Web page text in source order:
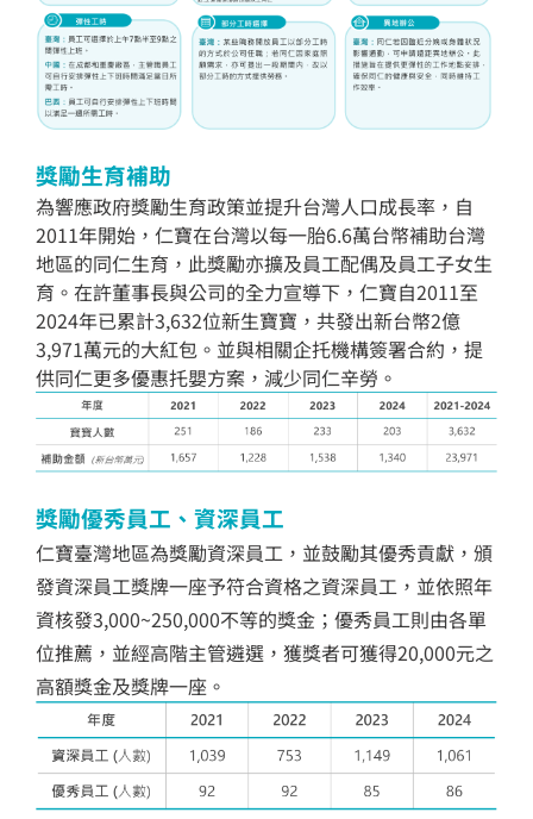
獎勵生育補助
為響應政府獎勵生育政策並提升台灣人口成長率，自
2011年開始，仁寶在台灣以每一胎6.6萬台幣補助台灣
地區的同仁生育，此獎勵亦擴及員工配偶及員工子女生
育。在許董事長與公司的全力宣導下，仁寶自2011至
2024年已累計3,632位新生寶寶，共發出新台幣2億
3,971萬元的大紅包。並與相關企托機構簽署合約，提
供同仁更多優惠托嬰方案，減少同仁辛勞。
獎勵優秀員工、資深員工
仁寶臺灣地區為獎勵資深員工，並鼓勵其優秀貢獻，頒
發資深員工獎牌一座予符合資格之資深員工，並依照年
資核發3,000~250,000不等的獎金；優秀員工則由各單
位推薦，並經高階主管遴選，獲獎者可獲得20,000元之
高額獎金及獎牌一座。